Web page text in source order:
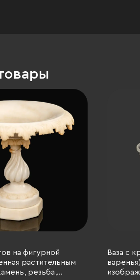
на фигурной
растительным
резьба,
Ваза с